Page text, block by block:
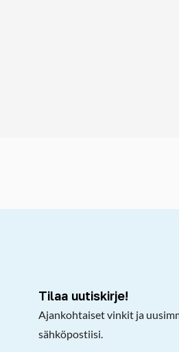
Tilaa uutiskirje!
Ajankohtaiset vinkit ja
sähköpostiisi.